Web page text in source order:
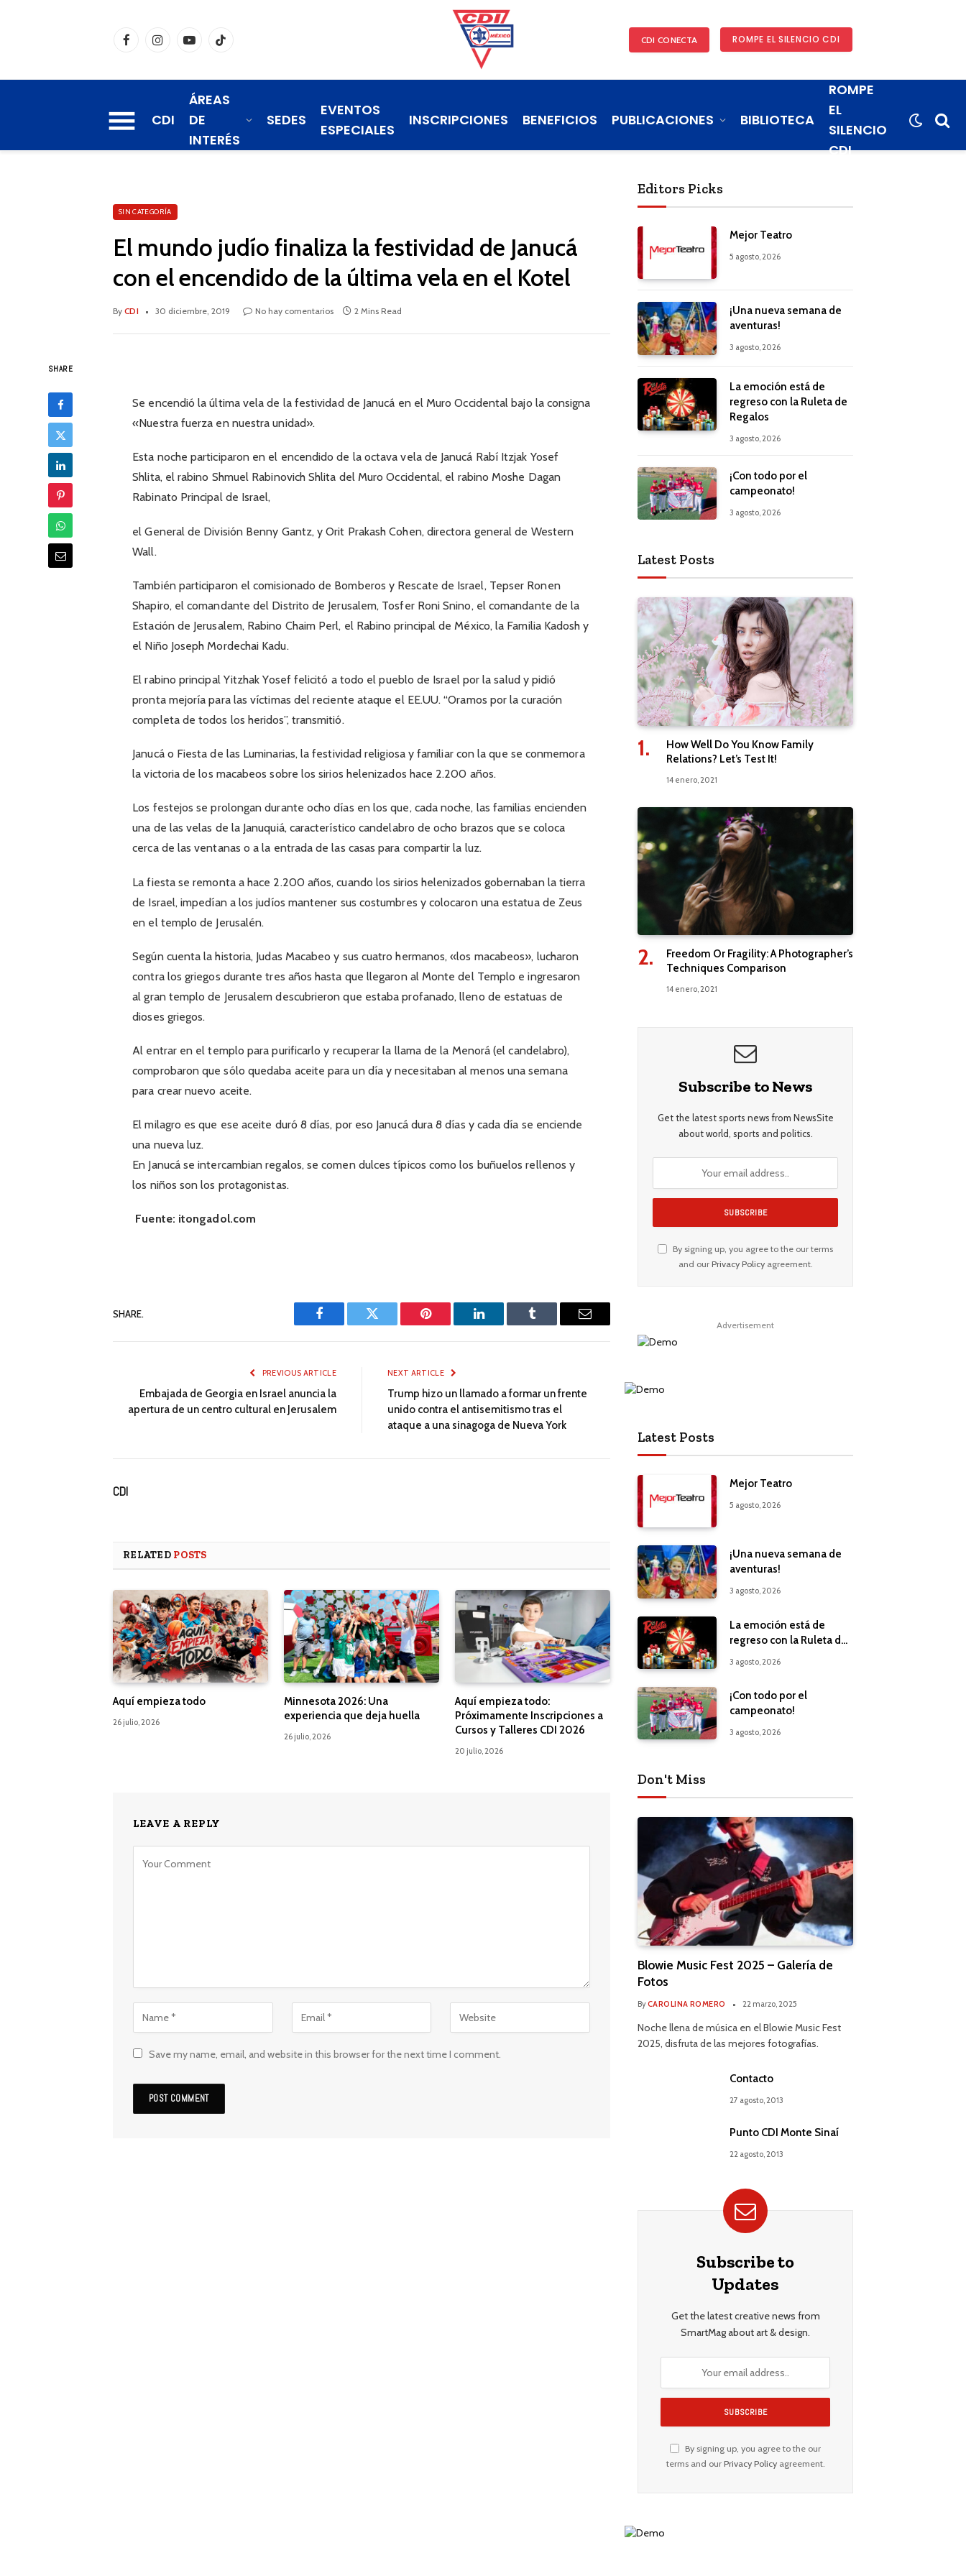
FacebookInstagramYouTubeTikTok CDI CONECTA ROMPE EL SILENCIO CDI
CDI
ÁREAS
DE
INTERÉS
SEDES
EVENTOS
ESPECIALES
INSCRIPCIONES BENEFICIOS PUBLICACIONES BIBLIOTECA
ROMPE
EL
SILENCIO
CDI
SIN CATEGORÍA
El mundo judío finaliza la festividad de Janucá
con el encendido de la última vela en el Kotel
By CDI 30 diciembre, 2019 No hay comentarios 2 Mins Read
SHARE
Se encendió la última vela de la festividad de Janucá en el Muro Occidental bajo la consigna
«Nuestra fuerza en nuestra unidad».
Esta noche participaron en el encendido de la octava vela de Janucá Rabí Itzjak Yosef
Shlita, el rabino Shmuel Rabinovich Shlita del Muro Occidental, el rabino Moshe Dagan
Rabinato Principal de Israel,
el General de División Benny Gantz, y Orit Prakash Cohen, directora general de Western
Wall.
También participaron el comisionado de Bomberos y Rescate de Israel, Tepser Ronen
Shapiro, el comandante del Distrito de Jerusalem, Tosfer Roni Snino, el comandante de la
Estación de Jerusalem, Rabino Chaim Perl, el Rabino principal de México, la Familia Kadosh y
el Niño Joseph Mordechai Kadu.
El rabino principal Yitzhak Yosef felicitó a todo el pueblo de Israel por la salud y pidió
pronta mejoría para las víctimas del reciente ataque el EE.UU. “Oramos por la curación
completa de todos los heridos”, transmitió.
Janucá o Fiesta de las Luminarias, la festividad religiosa y familiar con la que se conmemora
la victoria de los macabeos sobre los sirios helenizados hace 2.200 años.
Los festejos se prolongan durante ocho días en los que, cada noche, las familias encienden
una de las velas de la Januquiá, característico candelabro de ocho brazos que se coloca
cerca de las ventanas o a la entrada de las casas para compartir la luz.
La fiesta se remonta a hace 2.200 años, cuando los sirios helenizados gobernaban la tierra
de Israel, impedían a los judíos mantener sus costumbres y colocaron una estatua de Zeus
en el templo de Jerusalén.
Según cuenta la historia, Judas Macabeo y sus cuatro hermanos, «los macabeos», lucharon
contra los griegos durante tres años hasta que llegaron al Monte del Templo e ingresaron
al gran templo de Jerusalem descubrieron que estaba profanado, lleno de estatuas de
dioses griegos.
Al entrar en el templo para purificarlo y recuperar la llama de la Menorá (el candelabro),
comprobaron que sólo quedaba aceite para un día y necesitaban al menos una semana
para crear nuevo aceite.
El milagro es que ese aceite duró 8 días, por eso Janucá dura 8 días y cada día se enciende
una nueva luz.
En Janucá se intercambian regalos, se comen dulces típicos como los buñuelos rellenos y
los niños son los protagonistas.
Fuente: itongadol.com
SHARE.
Facebook Twitter Pinterest LinkedIn Tumblr Email
PREVIOUS ARTICLE
Embajada de Georgia en Israel anuncia la
apertura de un centro cultural en Jerusalem
NEXT ARTICLE
Trump hizo un llamado a formar un frente
unido contra el antisemitismo tras el
ataque a una sinagoga de Nueva York
CDI
RELATED POSTS
Aquí empieza todo
26 julio, 2026
Minnesota 2026: Una
experiencia que deja huella
26 julio, 2026
Aquí empieza todo:
Próximamente Inscripciones a
Cursos y Talleres CDI 2026
20 julio, 2026
LEAVE A REPLY
Save my name, email, and website in this browser for the next time I comment.
Editors Picks
Mejor Teatro
5 agosto, 2026
¡Una nueva semana de
aventuras!
3 agosto, 2026
La emoción está de
regreso con la Ruleta de
Regalos
3 agosto, 2026
¡Con todo por el
campeonato!
3 agosto, 2026
Latest Posts
How Well Do You Know Family
Relations? Let’s Test It!
14 enero, 2021
Freedom Or Fragility: A Photographer’s
Techniques Comparison
14 enero, 2021
Subscribe to News
Get the latest sports news from NewsSite
about world, sports and politics.
By signing up, you agree to the our terms
and our Privacy Policyagreement.
Advertisement
Latest Posts
Mejor Teatro
5 agosto, 2026
¡Una nueva semana de
aventuras!
3 agosto, 2026
La emoción está de
regreso con la Ruleta de
3 agosto, 2026
¡Con todo por el
campeonato!
3 agosto, 2026
Don't Miss
Blowie Music Fest 2025 – Galería de
Fotos
ByCAROLINA ROMERO 22 marzo, 2025
Noche llena de música en el Blowie Music Fest
2025, disfruta de las mejores fotografías.
Contacto
27 agosto, 2013
Punto CDI Monte Sinaí
22 agosto, 2013
Subscribe to
Updates
Get the latest creative news from
SmartMag about art & design.
By signing up, you agree to the our
terms and our Privacy Policyagreement.